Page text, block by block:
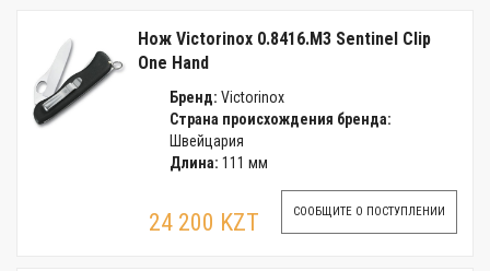
Нож Victorinox 0.8416.M3 Sentinel Clip
One Hand
Бренд: Victorinox
Страна происхождения бренда:
Швейцария
Длина: 111 мм
24 200 KZT СООБЩИТЕ О ПОСТУПЛЕНИИ